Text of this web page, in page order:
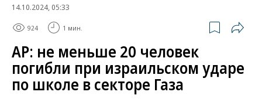
14.10.2024, 05:33
924 1 мин.
AP: не меньше 20 человек
погибли при израильском ударе
по школе в секторе Газа